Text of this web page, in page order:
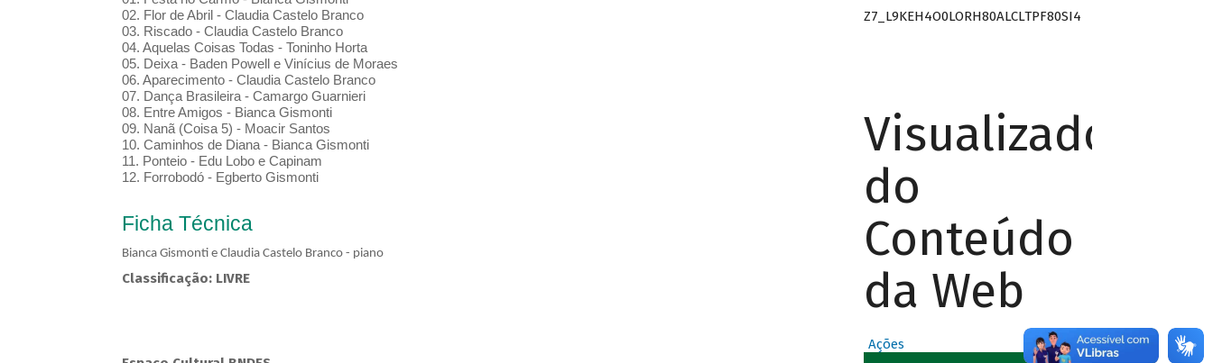
02.⁠ ⁠Flor de Abril - Claudia Castelo Branco
03.⁠ ⁠Riscado - Claudia Castelo Branco
04.⁠ ⁠Aquelas Coisas Todas - Toninho Horta
05.⁠ ⁠Deixa - Baden Powell e Vinícius de Moraes
06.⁠ ⁠Aparecimento - Claudia Castelo Branco
07.⁠ ⁠Dança Brasileira - Camargo Guarnieri
08.⁠ ⁠Entre Amigos - Bianca Gismonti
09.⁠ ⁠Nanã (Coisa 5) - Moacir Santos
10.⁠ ⁠Caminhos de Diana - Bianca Gismonti
11.⁠ ⁠Ponteio - Edu Lobo e Capinam
12.⁠ ⁠Forrobodó - Egberto Gismonti
Ficha Técnica
Bianca Gismonti e Claudia Castelo Branco - piano
Classificação: LIVRE
Z7_L9KEH4O0LORH80ALCLTPF80SI4
Visualizador
do
Conteúdo
da Web
Ações